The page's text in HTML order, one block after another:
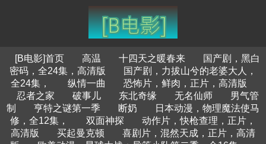
[B电影]首页 高温 十四天之暖春来
国产剧，黑白
密码，全24集，高清版
国产剧，力拔山兮的老婆大人，
全24集，
纵情一曲
恐怖片，鲜肉，正片，高清版
忍者之家
破事儿 东北奇缘 无名仙师
男气管
制
亨特之谜第一季 断奶
日本动漫，物理魔法使马
修，全12集，
双面神探
动作片，快枪查理，正片，
高清版
买起曼克顿
喜剧片，混然天成，正片，高清